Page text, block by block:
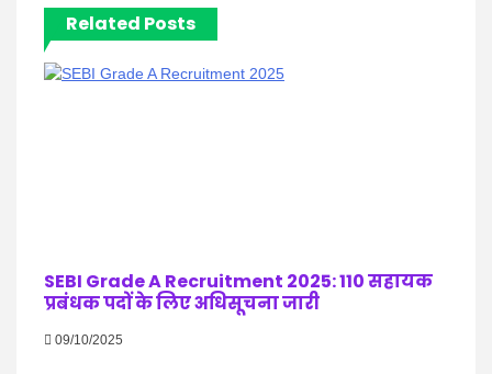
Related Posts
SEBI Grade A Recruitment 2025: 110 सहायक
प्रबंधक पदों के लिए अधिसूचना जारी
09/10/2025